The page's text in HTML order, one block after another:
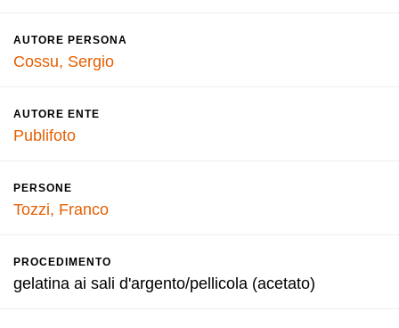
AUTORE PERSONA
Cossu, Sergio
AUTORE ENTE
Publifoto
PERSONE
Tozzi, Franco
PROCEDIMENTO
gelatina ai sali d'argento/pellicola (acetato)